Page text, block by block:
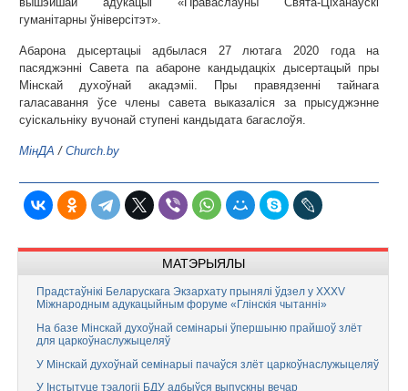
гуманітарны ўніверсітэт».
Абарона дысертацыі адбылася 27 лютага 2020 года на
пасяджэнні Савета па абароне кандыдацкіх дысертацый пры
Мінскай духоўнай акадэміі. Пры правядзенні тайнага
галасавання ўсе члены савета выказаліся за прысуджэнне
суіскальніку вучонай ступені кандыдата багаслоўя.
МінДА / Church.by
МАТЭРЫЯЛЫ
Прадстаўнікі Беларускага Экзархату прынялі ўдзел у XXXV
Міжнародным адукацыйным форуме «Глінскія чытанні»
На базе Мінскай духоўнай семінарыі ўпершыню прайшоў злёт
для царкоўнаслужыцеляў
У Мінскай духоўнай семінарыі пачаўся злёт царкоўнаслужыцеляў
У Інстытуце тэалогіі БДУ адбыўся выпускны вечар